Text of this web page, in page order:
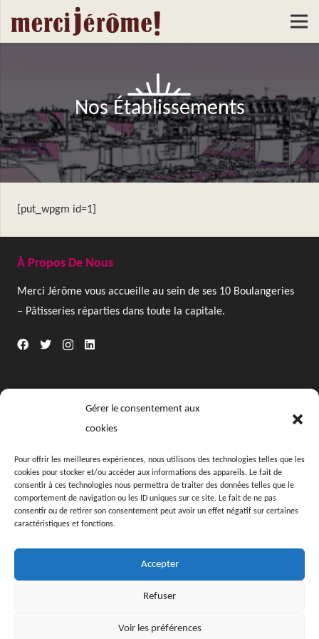
Gérer le consentement aux
cookies
Pour offrir les meilleures expériences, nous utilisons des technologies telles que les
cookies pour stocker et/ou accéder aux informations des appareils. Le fait de
consentir à ces technologies nous permettra de traiter des données telles que le
comportement de navigation ou les ID uniques sur ce site. Le fait de ne pas
consentir ou de retirer son consentement peut avoir un effet négatif sur certaines
caractéristiques et fonctions.
Accepter
Refuser
Voir les préférences
Nos Établissements
[put_wpgm id=1]
À Propos De Nous
Merci Jérôme vous accueille au sein de ses 10 Boulangeries
– Pâtisseries réparties dans toute la capitale.
Informations
L’offre Traiteur
Le Concept
Notre Histoire
Nous rejoindre
Contact